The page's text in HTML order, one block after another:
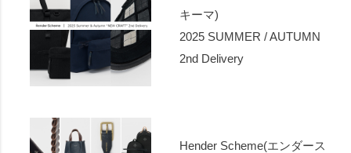
キーマ)
2025 SUMMER / AUTUMN
2nd Delivery
Hender Scheme(エンダース